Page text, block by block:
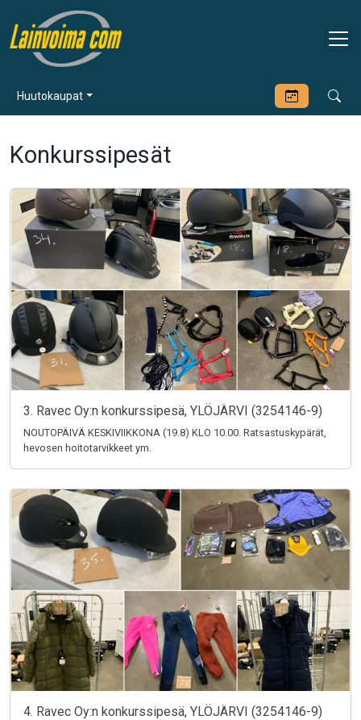
Huutokaupat
Konkurssipesät
3. Ravec Oy:n konkurssipesä, YLÖJÄRVI (3254146-9)
NOUTOPÄIVÄ KESKIVIIKKONA (19.8) KLO 10.00. Ratsastuskypärät,
hevosen hoitotarvikkeet ym.
4. Ravec Oy:n konkurssipesä, YLÖJÄRVI (3254146-9)